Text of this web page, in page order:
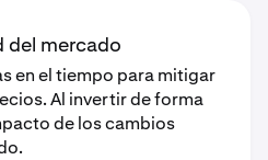
del mercado
en el tiempo para mitigar
Al invertir de forma
de los cambios